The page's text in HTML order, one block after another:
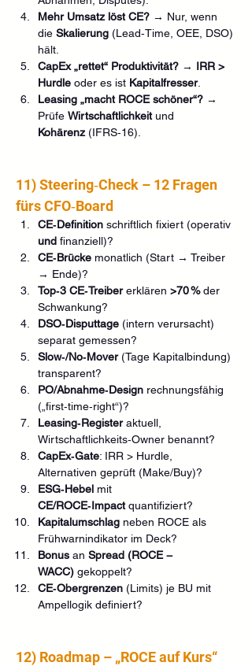
Mehr Umsatz löst CE? → Nur, wenn
die Skalierung (Lead‑Time, OEE, DSO)
hält.
CapEx „rettet“ Produktivität? → IRR >
Hurdle oder es ist Kapitalfresser.
Leasing „macht ROCE schöner“? →
Prüfe Wirtschaftlichkeit und
Kohärenz (IFRS‑16).
11) Steering‑Check – 12 Fragen
fürs CFO‑Board
CE‑Definition schriftlich fixiert (operativ
und finanziell)?
CE‑Brücke monatlich (Start → Treiber
→ Ende)?
Top‑3 CE‑Treiber erklären >70 % der
Schwankung?
DSO‑Disputtage (intern verursacht)
separat gemessen?
Slow‑/No‑Mover (Tage Kapitalbindung)
transparent?
PO/Abnahme‑Design rechnungsfähig
(„first‑time‑right“)?
Leasing‑Register aktuell,
Wirtschaftlichkeits‑Owner benannt?
CapEx‑Gate: IRR > Hurdle,
Alternativen geprüft (Make/Buy)?
ESG‑Hebel mit
CE/ROCE‑Impact quantifiziert?
Kapitalumschlag neben ROCE als
Frühwarnindikator im Deck?
Bonus an Spread (ROCE −
WACC) gekoppelt?
CE‑Obergrenzen (Limits) je BU mit
Ampellogik definiert?
12) Roadmap – „ROCE auf Kurs“